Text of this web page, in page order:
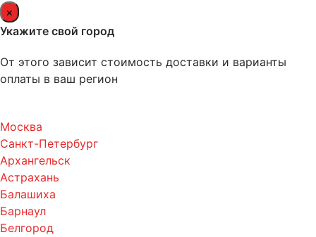
×
Укажите свой город
От этого зависит стоимость доставки и варианты
оплаты в ваш регион
Москва
Санкт-Петербург
Архангельск
Астрахань
Балашиха
Барнаул
Белгород